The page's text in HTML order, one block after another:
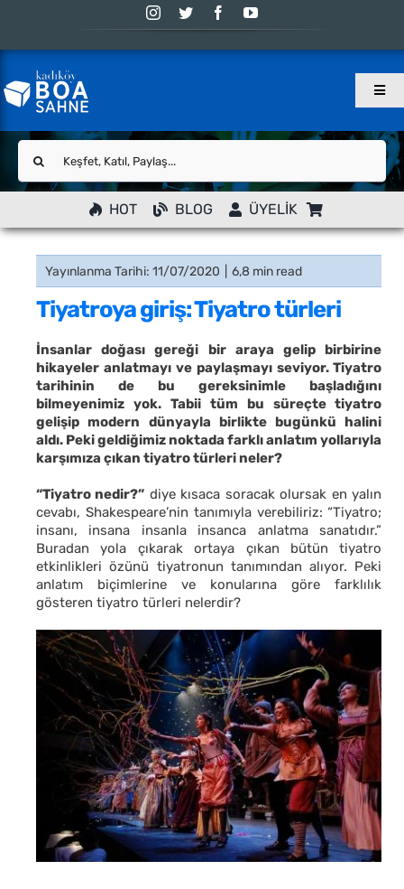
Ana Sayfa
Programlar YENİ
Blog
Eskiler
İletişim
Hesabım
Ara:
HOT BLOG ÜYELİK
Yayınlanma Tarihi: 11/07/2020 6,8 min read
Tiyatroya giriş: Tiyatro türleri
İnsanlar doğası gereği bir araya gelip birbirine
hikayeler anlatmayı ve paylaşmayı seviyor. Tiyatro
tarihinin de bu gereksinimle başladığını
bilmeyenimiz yok. Tabii tüm bu süreçte tiyatro
gelişip modern dünyayla birlikte bugünkü halini
aldı. Peki geldiğimiz noktada farklı anlatım yollarıyla
karşımıza çıkan tiyatro türleri neler?
“Tiyatro nedir?” diye kısaca soracak olursak en yalın
cevabı, Shakespeare’nin tanımıyla verebiliriz: “Tiyatro;
insanı, insana insanla insanca anlatma sanatıdır.”
Buradan yola çıkarak ortaya çıkan bütün tiyatro
etkinlikleri özünü tiyatronun tanımından alıyor. Peki
anlatım biçimlerine ve konularına göre farklılık
gösteren tiyatro türleri nelerdir?